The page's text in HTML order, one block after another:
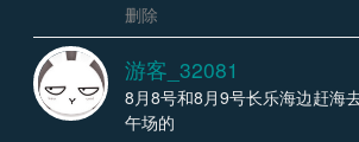
删除
游客_32081
8月8号和8月9号长乐海边赶海
午场的